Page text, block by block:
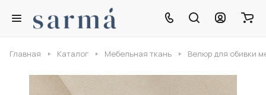
Главная Каталог Мебельная ткань Велюр для обивки